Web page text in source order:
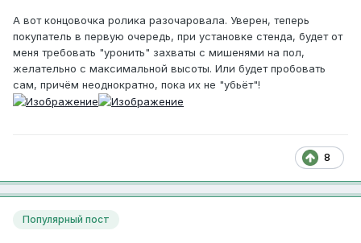
А вот концовочка ролика разочаровала. Уверен, теперь
покупатель в первую очередь, при установке стенда, будет от
меня требовать "уронить" захваты с мишенями на пол,
желательно с максимальной высоты. Или будет пробовать
сам, причём неоднократно, пока их не "убьёт"!
8
Популярный пост